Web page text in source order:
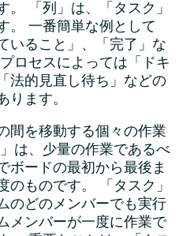
。 「列」は、「タスク」
。 一番簡単な例として
いること」、「完了」な
ロセスによっては「ドキ
法的見直し待ち」などの
ります。
間を移動する個々の作業
は、少量の作業であるべ
ボードの最初から最後ま
のものです。 「タスク」
のどのメンバーでも実行
メンバーが一度に作業で